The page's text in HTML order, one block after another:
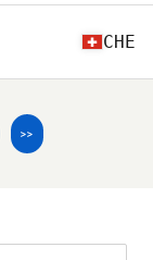
CHE
>>